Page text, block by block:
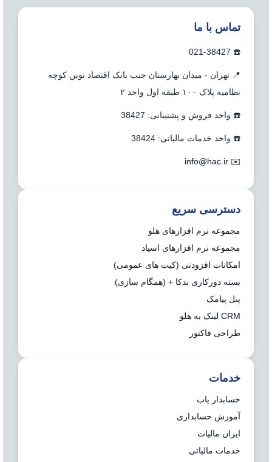
تماس با ما
☎️ 021-38427
📍 تهران - میدان بهارستان جنب بانک اقتصاد نوین کوچه
نظامیه پلاک ۱۰۰ طبقه اول واحد ۲
☎️ واحد فروش و پشتیبانی: 38427
☎️ واحد خدمات مالیاتی: 38424
✉️
info@hac.ir
دسترسی سریع
مجموعه نرم افزارهای هلو
مجموعه نرم افزارهای اسپاد
امکانات افزودنی (کیت های عمومی)
بسته دورکاری بدکا + (همگام سازی)
پنل پیامک
CRM لینک به هلو
طراحی فاکتور
خدمات
حسابدار یاب
آموزش حسابداری
ایران مالیات
خدمات مالیاتی